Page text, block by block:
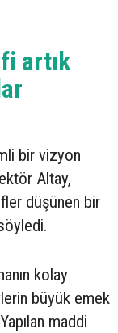
artık
bir vizyon
Altay,
düşünen bir
kolay
büyük emek
maddi